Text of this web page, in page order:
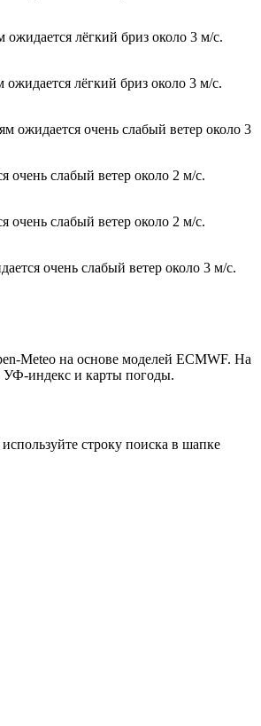
лёгкий бриз около 3 м/с.
лёгкий бриз около 3 м/с.
ожидается очень слабый ветер около 3
очень слабый ветер около 2 м/с.
очень слабый ветер около 2 м/с.
очень слабый ветер около 3 м/с.
Meteo на основе моделей ECMWF. На
УФ-индекс и карты погоды.
строку поиска в шапке